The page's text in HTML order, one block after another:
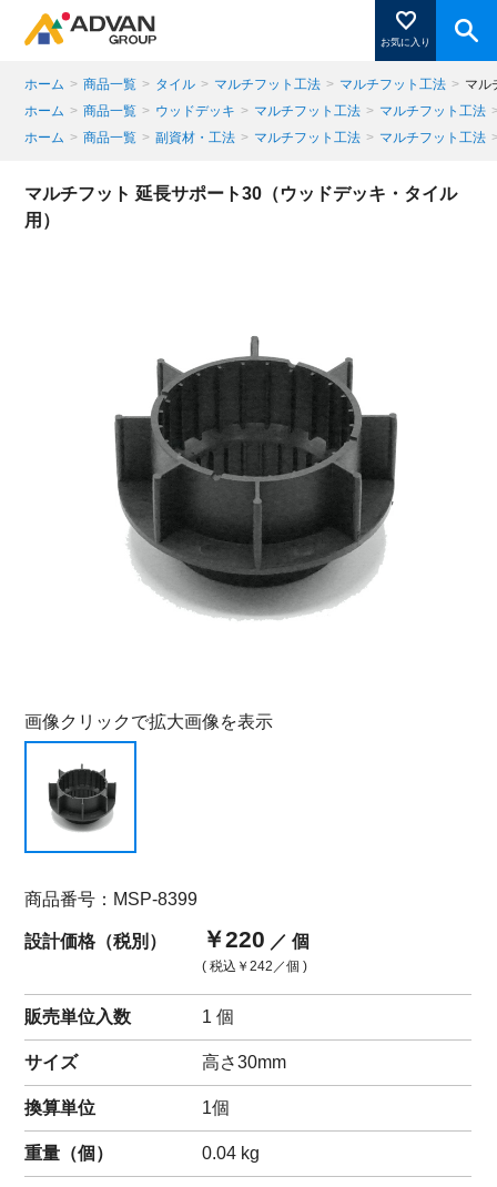
お気に入り
商品ページにある「お気に入り登録」を押すと登録した
ホーム > 商品一覧 > タイル > マルチフット工法 > マルチフット工法 > マル
ホーム > 商品一覧 > ウッドデッキ > マルチフット工法 > マルチフット工法
ホーム > 商品一覧 > 副資材・工法 > マルチフット工法 > マルチフット工法
マルチフット 延長サポート30（ウッドデッキ・タイル
用）
画像クリックで拡大画像を表示
商品番号：MSP-8399
設計価格（税別） ￥220 ／ 個
( 税込 ￥242 ／個 )
販売単位入数 1 個
サイズ 高さ30mm
換算単位 1個
重量（個 ） 0.04 kg